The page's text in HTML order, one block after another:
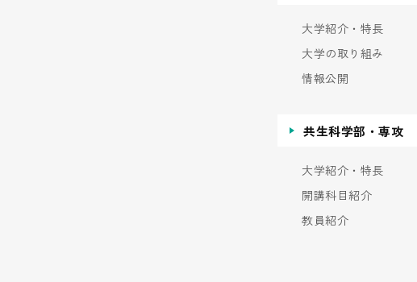
大学紹介・特長
大学の取り組み
情報公開
共生科学部・専攻
大学紹介・特長
開講科目紹介
教員紹介